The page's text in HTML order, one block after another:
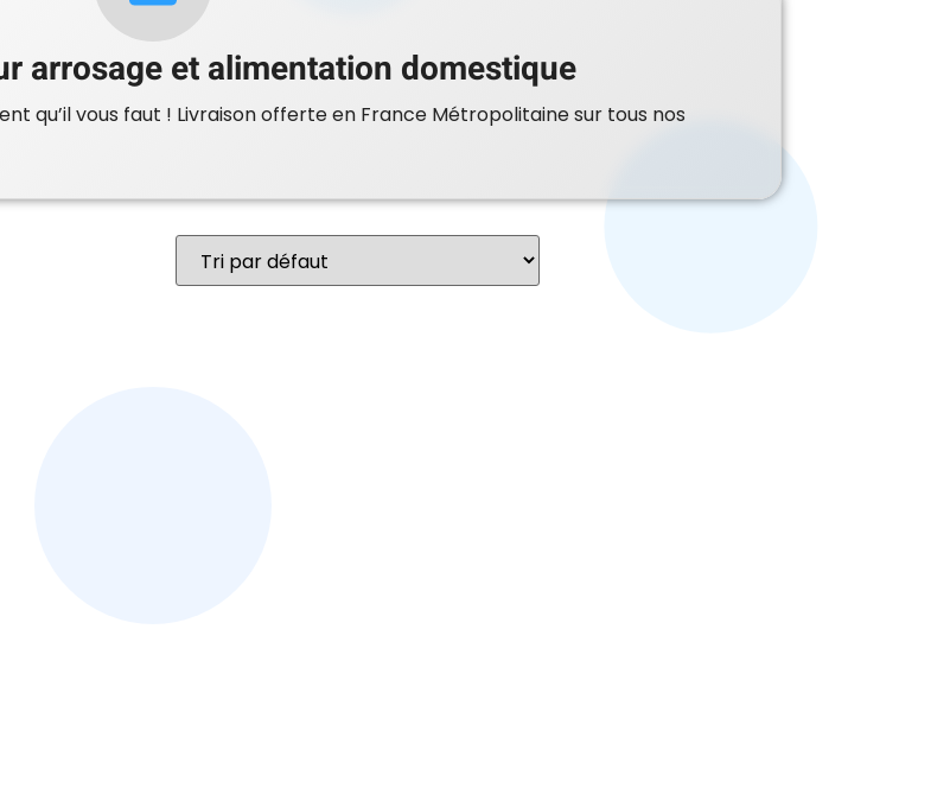
arrosage et alimentation domestique
qu’il vous faut ! Livraison offerte en France Métropolitaine sur tous nos